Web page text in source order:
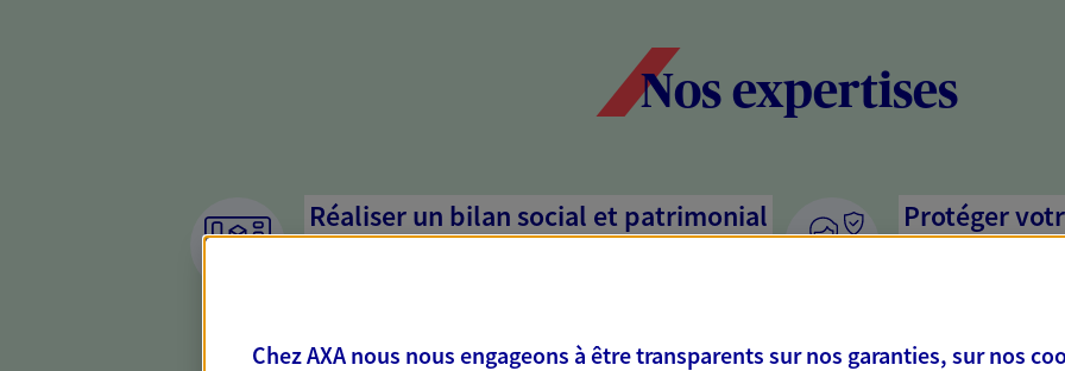
Nos expertises
Réaliser un bilan social et patrimonial
dresser un bilan complet de votre situation. Une analyse
Protéger
Nous sommes à
activité, mais aussi
Chez AXA nous nous engageons à être transparents sur nos garanties, sur nos